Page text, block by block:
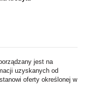
jest na
uzyskanych od
oferty określonej w